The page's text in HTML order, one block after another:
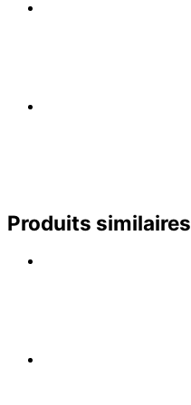
Produits similaires